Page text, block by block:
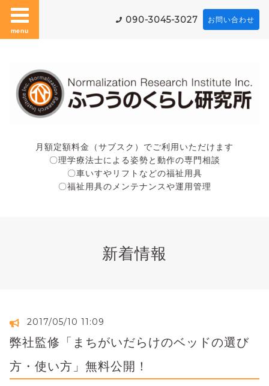
menu
090-3045-3027 お問い合わせ
月額定額料金（サブスク）でご利用いただけます
〇理学療法士による姿勢と動作の専門相談
〇車いすやリフトなどの福祉用具
〇福祉用具のメンテナンスや運用管理
新着情報
2017/05/10 11:09
弊社監修「まちがいだらけのベッドの選び
方・使い方」無料公開！